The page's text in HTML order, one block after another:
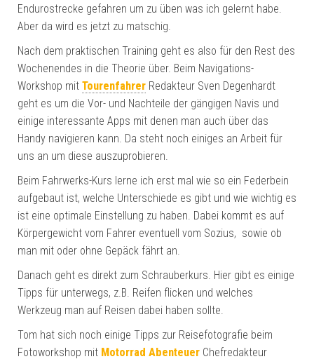
Endurostrecke gefahren um zu üben was ich gelernt habe.
Aber da wird es jetzt zu matschig.
Nach dem praktischen Training geht es also für den Rest des
Wochenendes in die Theorie über. Beim Navigations-
Workshop mit Tourenfahrer Redakteur Sven Degenhardt
geht es um die Vor- und Nachteile der gängigen Navis und
einige interessante Apps mit denen man auch über das
Handy navigieren kann. Da steht noch einiges an Arbeit für
uns an um diese auszuprobieren.
Beim Fahrwerks-Kurs lerne ich erst mal wie so ein Federbein
aufgebaut ist, welche Unterschiede es gibt und wie wichtig es
ist eine optimale Einstellung zu haben. Dabei kommt es auf
Körpergewicht vom Fahrer eventuell vom Sozius, sowie ob
man mit oder ohne Gepäck fährt an.
Danach geht es direkt zum Schrauberkurs. Hier gibt es einige
Tipps für unterwegs, z.B. Reifen flicken und welches
Werkzeug man auf Reisen dabei haben sollte.
Tom hat sich noch einige Tipps zur Reisefotografie beim
Fotoworkshop mit Motorrad Abenteuer Chefredakteur